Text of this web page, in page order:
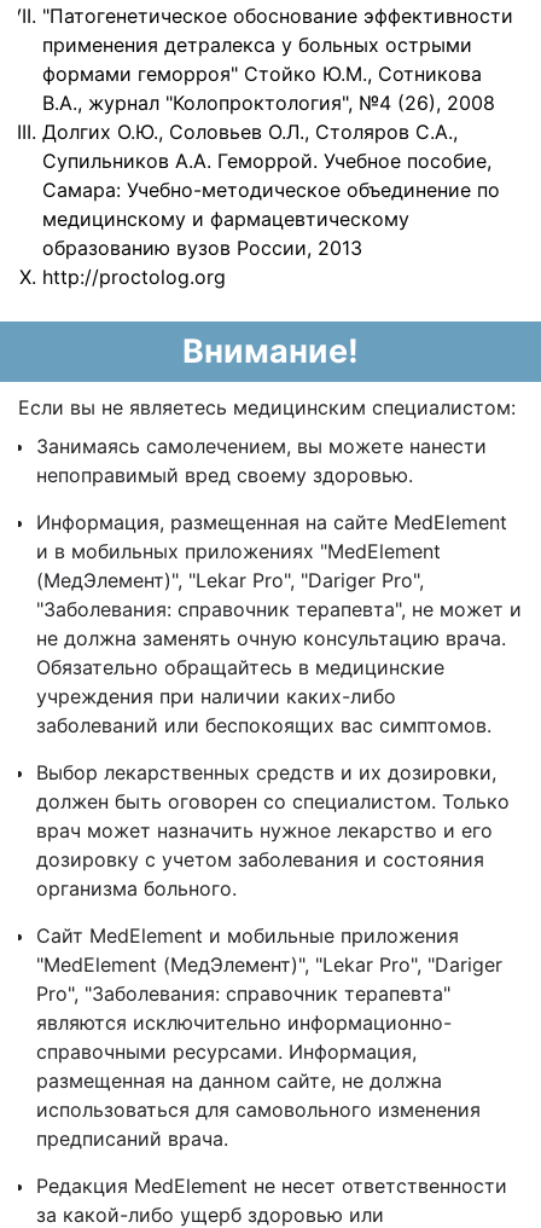
"Патогенетическое обоснование эффективности
применения детралекса у больных острыми
формами геморроя" Стойко Ю.М., Сотникова
В.А., журнал "Колопроктология", №4 (26), 2008
Долгих О.Ю., Соловьев О.Л., Столяров С.А.,
Супильников А.А. Геморрой. Учебное пособие,
Самара: Учебно-методическое объединение по
медицинскому и фармацевтическому
образованию вузов России, 2013
http://proctolog.org
Внимание!
Если вы не являетесь медицинским специалистом:
Занимаясь самолечением, вы можете нанести
непоправимый вред своему здоровью.
Информация, размещенная на сайте MedElement
и в мобильных приложениях "MedElement
(МедЭлемент)", "Lekar Pro", "Dariger Pro",
"Заболевания: справочник терапевта", не может и
не должна заменять очную консультацию врача.
Обязательно обращайтесь в медицинские
учреждения при наличии каких-либо
заболеваний или беспокоящих вас симптомов.
Выбор лекарственных средств и их дозировки,
должен быть оговорен со специалистом. Только
врач может назначить нужное лекарство и его
дозировку с учетом заболевания и состояния
организма больного.
Сайт MedElement и мобильные приложения
"MedElement (МедЭлемент)", "Lekar Pro", "Dariger
Pro", "Заболевания: справочник терапевта"
являются исключительно информационно-
справочными ресурсами. Информация,
размещенная на данном сайте, не должна
использоваться для самовольного изменения
предписаний врача.
Редакция MedElement не несет ответственности
за какой-либо ущерб здоровью или